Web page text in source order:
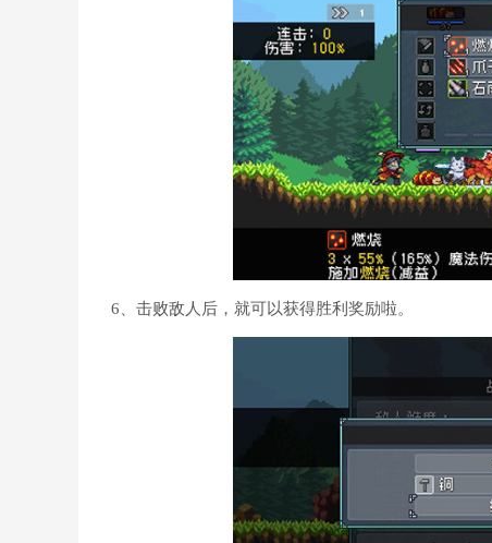
6、击败敌人后，就可以获得胜利奖励啦。